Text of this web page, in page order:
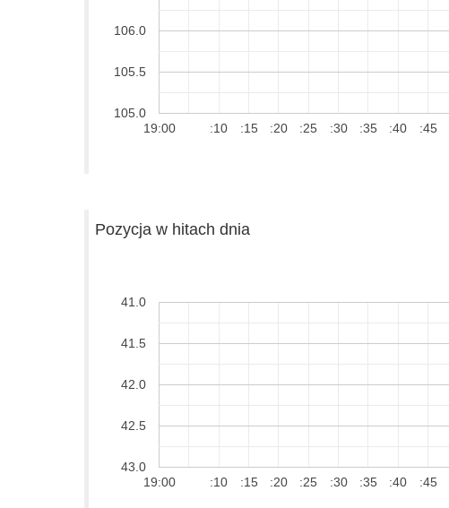
19:00 :10 :15 :20 :25 :30 :35 :40 :45
105.0
105.5
106.0
Pozycja w hitach dnia
19:00 :10 :15 :20 :25 :30 :35 :40 :45
41.0
41.5
42.0
42.5
43.0